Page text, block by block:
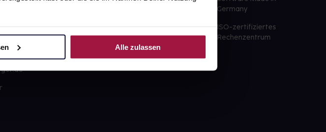
Alle zulassen
Freie Wahl der Apotheke
Große Auswahl an Apotheken
Germany
ISO-zertifiziertes
Rechenzentrum